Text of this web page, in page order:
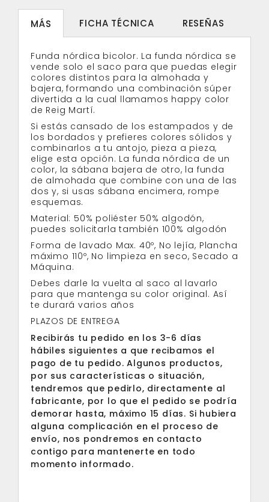
MÁS FICHA TÉCNICA RESEÑAS
Funda nórdica bicolor. La funda nórdica se
vende solo el saco para que puedas elegir
colores distintos para la almohada y
bajera, formando una combinación súper
divertida a la cual llamamos happy color
de Reig Martí.
Si estás cansado de los estampados y de
los bordados y prefieres colores sólidos y
combinarlos a tu antojo, pieza a pieza,
elige esta opción. La funda nórdica de un
color, la sábana bajera de otro, la funda
de almohada que combine con una de las
dos y, si usas sábana encimera, rompe
esquemas.
Material: 50% poliéster 50% algodón,
puedes solicitarla también 100% algodón
Forma de lavado Max. 40º, No lejía, Plancha
máximo 110º, No limpieza en seco, Secado a
Máquina.
Debes darle la vuelta al saco al lavarlo
para que mantenga su color original. Así
te durará varios años
PLAZOS DE ENTREGA
Recibirás tu pedido en los 3-6 días
hábiles siguientes a que recibamos el
pago de tu pedido. Algunos productos,
por sus características o situación,
tendremos que pedirlo, directamente al
fabricante, por lo que el pedido se podría
demorar hasta, máximo 15 días. Si hubiera
alguna complicación en el proceso de
envío, nos pondremos en contacto
contigo para mantenerte en todo
momento informado.